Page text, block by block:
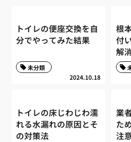
トイレの便座交換を自
分でやってみた結果
2024.10.18
未分類
根
付
解
トイレの床じわじわ濡
れる水漏れの原因とそ
の対策法
業
た
注